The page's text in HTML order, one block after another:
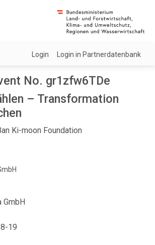
Login Login in Partnerdatenbank
No. gr1zfw6TDe
– Transformation
Ki-moon Foundation
GmbH
19